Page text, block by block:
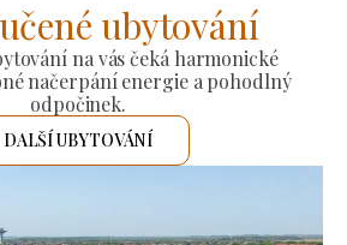
ubytování
na vás čeká harmonické
načerpání energie a pohodlný
odpočinek.
DALŠÍ UBYTOVÁNÍ